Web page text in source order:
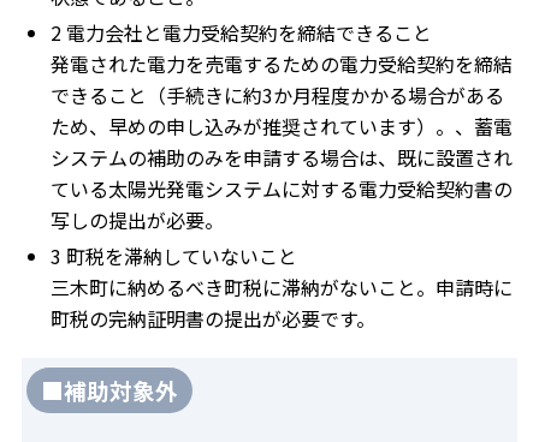
2 電力会社と電力受給契約を締結できること
発電された電力を売電するための電力受給契約を締結
できること（手続きに約3か月程度かかる場合がある
ため、早めの申し込みが推奨されています）。、蓄電
システムの補助のみを申請する場合は、既に設置され
ている太陽光発電システムに対する電力受給契約書の
写しの提出が必要。
3 町税を滞納していないこと
三木町に納めるべき町税に滞納がないこと。申請時に
町税の完納証明書の提出が必要です。
■補助対象外